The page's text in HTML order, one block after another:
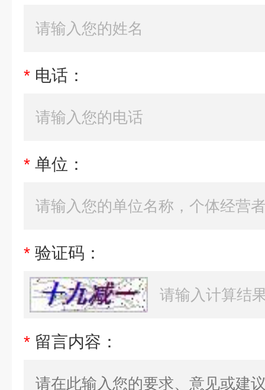
* 电话：
* 单位：
* 验证码：
* 留言内容：